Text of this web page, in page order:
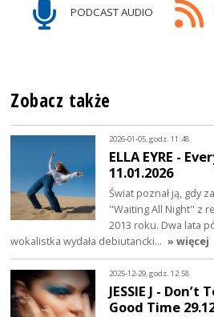
PODCAST AUDIO
Zobacz także
2026-01-05, godz. 11:48
ELLA EYRE -
11.01.2026
Świat poznał ją, gdy
"Waiting All Night" z
2013 roku. Dwa lata
wokalistka wydała debiutancki… » więcej
2025-12-29, godz. 12:58
JESSIE J -
Good Time